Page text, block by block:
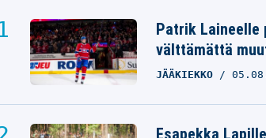
Patrik Laineelle
välttämättä
JÄÄKIEKKO
Esapekka